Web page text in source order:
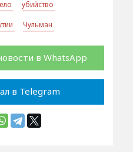
убийство
Чульман
в WhatsApp
в Telegram